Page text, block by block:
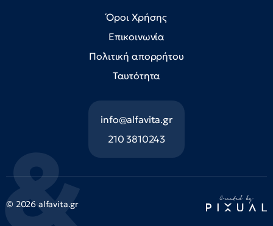
Όροι Χρήσης
Επικοινωνία
Πολιτική απορρήτου
Ταυτότητα
info@alfavita.gr
210 3810243
© 2026 alfavita.gr